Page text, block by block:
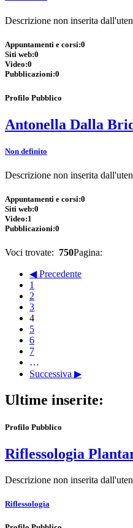
Descrizione non inserita
Appuntamenti e corsi:0
Siti web:0
Video:0
Pubblicazioni:0
Profilo Pubblico
Antonella Dalla
Non definito
Descrizione non inserita
Appuntamenti e corsi:0
Siti web:0
Video:1
Pubblicazioni:0
Voci trovate: 750Pagina:
◀ Precedente
1
2
3
4
5
6
7
…
Successiva ▶
Ultime inserite:
Profilo Pubblico
Riflessologia
Descrizione non inserita
Riflessologia